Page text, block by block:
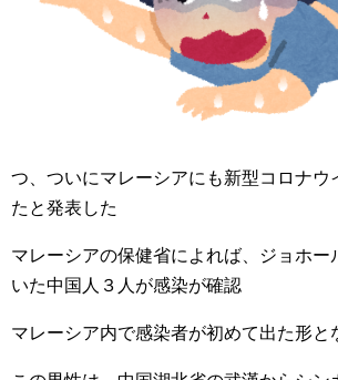
つ、ついにマレーシアにも新型コロナウ
たと発表した
マレーシアの保健省によれば、ジョホー
いた中国人３人が感染が確認
マレーシア内で感染者が初めて出た形と